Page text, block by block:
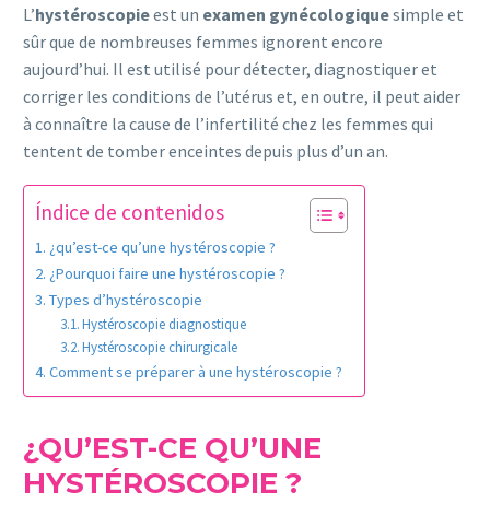
L’hystéroscopieest un examen gynécologiquesimple et
sûr que de nombreuses femmes ignorent encore
aujourd’hui. Il est utilisé pour détecter, diagnostiquer et
corriger les conditions de l’utérus et, en outre, il peut aider
à connaître la cause de l’infertilité chez les femmes qui
tentent de tomber enceintes depuis plus d’un an.
Índice de contenidos
¿qu’est-ce qu’une hystéroscopie ?
¿Pourquoi faire une hystéroscopie ?
Types d’hystéroscopie
Hystéroscopie diagnostique
Hystéroscopie chirurgicale
Comment se préparer à une hystéroscopie ?
¿QU’EST-CE QU’UNE
HYSTÉROSCOPIE ?